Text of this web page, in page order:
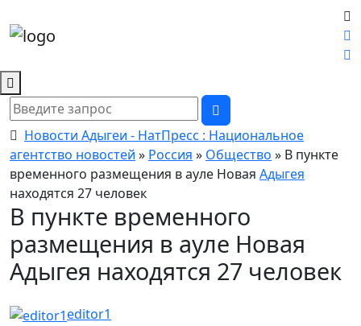
Новости Адыгеи - НатПресс : Национальное
агентство новостей » Россия » Общество » В пункте
временного размещения в ауле Новая Адыгея
находятся 27 человек
В пункте временного
размещения в ауле Новая
Адыгея находятся 27 человек
editor1